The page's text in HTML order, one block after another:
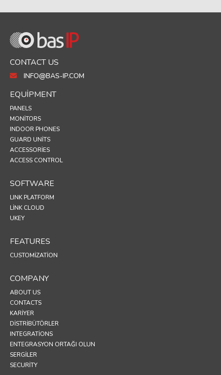
CONTACT US
INFO@BAS-IP.COM
EQUIPMENT
PANELS
MONITORS
INDOOR PHONES
GUARD UNITS
ACCESSORIES
ACCESS CONTROL
SOFTWARE
LINK PLATFORM
LINK CLOUD
UKEY
FEATURES
CUSTOMIZATION
COMPANY
ABOUT US
CONTACTS
KARIYER
DISTRIBÜTÖRLER
INTEGRATIONS
ENTEGRASYON ORTAĞI OLUN
SERGİLER
SECURITY